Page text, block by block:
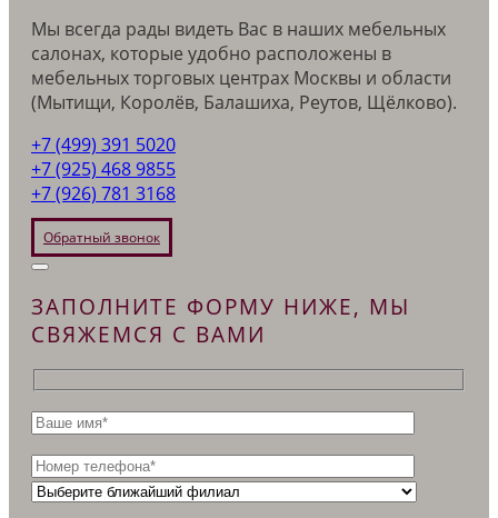
Мы всегда рады видеть Вас в наших мебельных
салонах, которые удобно расположены в
мебельных торговых центрах Москвы и области
(Мытищи, Королёв, Балашиха, Реутов, Щёлково).
+7 (499) 391 5020
+7 (925) 468 9855
+7 (926) 781 3168
Обратный звонок
ЗАПОЛНИТЕ ФОРМУ НИЖЕ, МЫ
СВЯЖЕМСЯ С ВАМИ